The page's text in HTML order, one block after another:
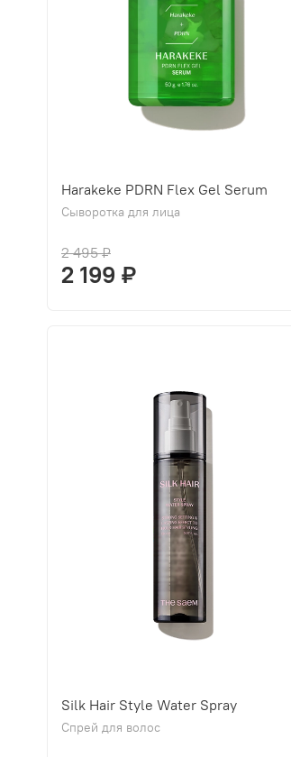
Harakeke PDRN Flex Gel Serum
Сыворотка для лица
2 495 ₽
2 199 ₽
Silk Hair Style Water Spray
Спрей для волос